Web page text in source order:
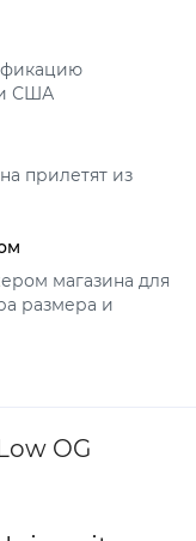
США
прилетят из
магазина для
размера и
OG